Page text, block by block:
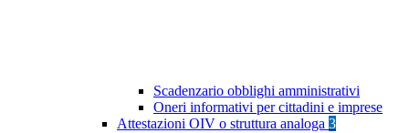
Scadenzario obblighi amministrativi
Oneri informativi per cittadini e imprese
Attestazioni OIV o struttura analoga 3